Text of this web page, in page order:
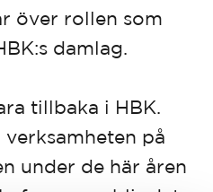
över rollen som
damlag.
tillbaka i HBK.
på
under de här åren